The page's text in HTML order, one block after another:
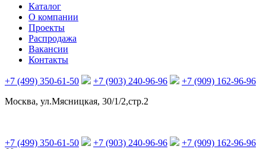
Каталог
О компании
Проекты
Распродажа
Вакансии
Контакты
+7 (499) 350-61-50 +7 (903) 240-96-96
+7 (909) 162-96-96
Москва, ул.Мясницкая, 30/1/2,стр.2
+7 (499) 350-61-50 +7 (903) 240-96-96 +7 (909) 162-96-96